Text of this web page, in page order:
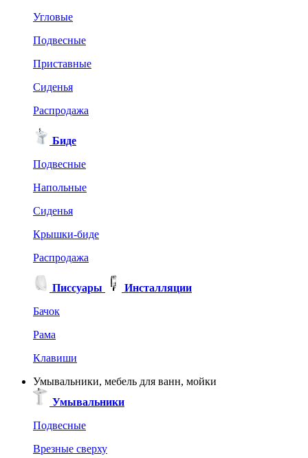
Угловые
Подвесные
Приставные
Сиденья
Распродажа
Биде
Подвесные
Напольные
Сиденья
Крышки-биде
Распродажа
Писсуары
Инсталляции
Бачок
Рама
Клавиши
Умывальники, мебель для ванн, мойки
Умывальники
Подвесные
Врезные сверху